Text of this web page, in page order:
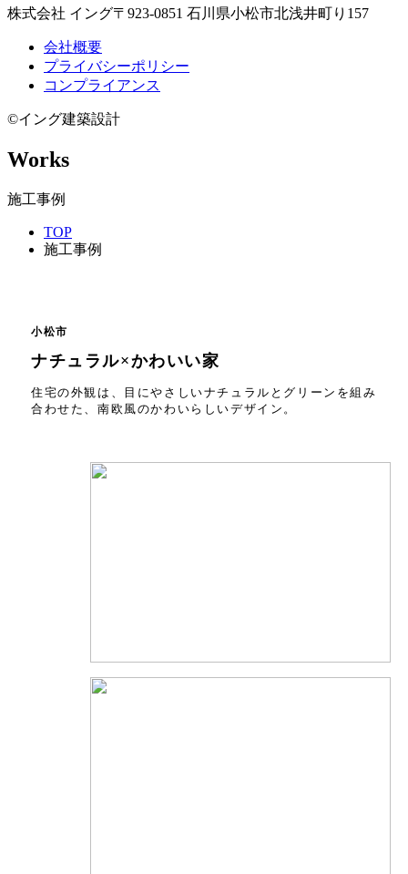
株式会社 イング〒923-0851 石川県小松市北浅井町り157
会社概要
プライバシーポリシー
コンプライアンス
©イング建築設計
Works
施工事例
TOP
施工事例
小松市
ナチュラル×かわいい家
住宅の外観は、目にやさしいナチュラルとグリーンを組み
合わせた、南欧風のかわいらしいデザイン。